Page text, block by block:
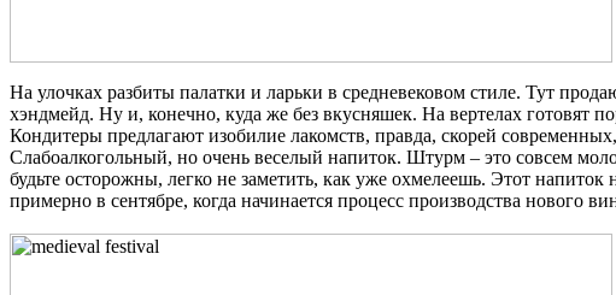
На улочках разбиты палатки и ларьки в средневековом стиле. Тут
хэндмейд. Ну и, конечно, куда же без вкусняшек. На вертелах готовят
Кондитеры предлагают изобилие лакомств, правда, скорей
Слабоалкогольный, но очень веселый напиток. Штурм – это совсем
будьте осторожны, легко не заметить, как уже охмелеешь. Этот
примерно в сентябре, когда начинается процесс производства нового